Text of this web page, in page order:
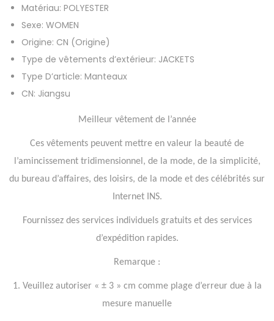
s
l
o
n
g
u
p
o
u
e
Matériau: POLYESTER
Sexe: WOMEN
Origine: CN (Origine)
Type de vêtements d’extérieur: JACKETS
Type D’article: Manteaux
CN: Jiangsu
Meilleur vêtement de l’année
Ces vêtements peuvent mettre en valeur la beauté de
l’amincissement tridimensionnel, de la mode, de la simplicité,
du bureau d’affaires, des loisirs, de la mode et des célébrités sur
Internet INS.
Fournissez des services individuels gratuits et des services
d’expédition rapides.
Remarque :
1. Veuillez autoriser « ± 3 » cm comme plage d’erreur due à la
mesure manuelle